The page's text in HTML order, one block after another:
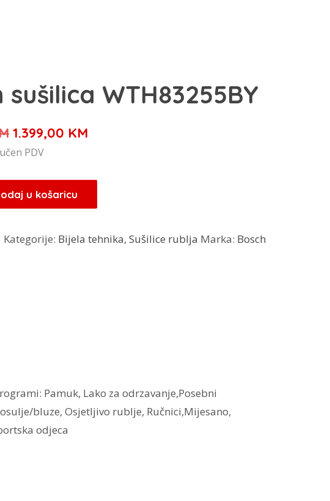
sušilica WTH83255BY
Izvorna
cijena
je:
1.599,00 KM.
1.399,00 KMTrenutna
1.399,00 KM.
PDV
u košaricu
Kategorije: Bijela tehnika, Sušilice rublja Marka: Bosch
Pamuk, Lako za odrzavanje,Posebni
bluze, Osjetljivo rublje, Ručnici,Mijesano,
odjeca